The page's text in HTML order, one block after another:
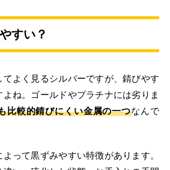
すい？
よく見るシルバーですが、錆びやす
ね。ゴールドやプラチナには劣りま
比較的錆びにくい金属の一つなんで
って黒ずみやすい特徴があります。